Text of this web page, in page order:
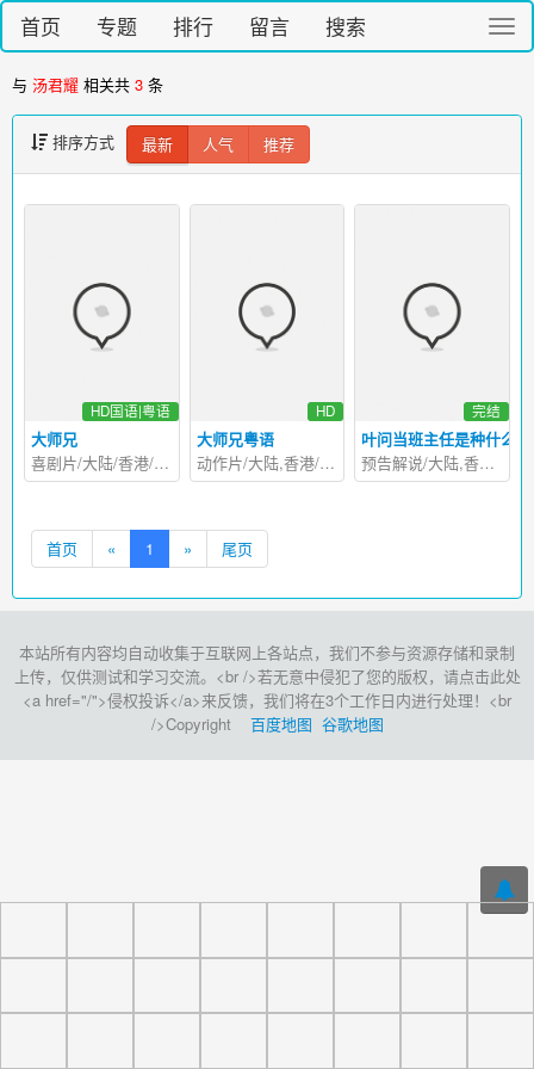
切
换
首页 专题 排行 留言 搜索
与 汤君耀 相关共 3 条
排序方式 最新 人气 推荐
大师兄
HD国语|粤语
喜剧片/大陆/香港/2018
大师兄粤语
HD
动作片/大陆,香港/2018
叶问当班主任是种什么
完结
预告解说/大陆,香港/2018
首页 « 1 » 尾页
本站所有内容均自动收集于互联网上各站点，我们不参与资源存储和录制
上传，仅供测试和学习交流。<br />若无意中侵犯了您的版权，请点击此处
<a href="/">侵权投诉</a>来反馈，我们将在3个工作日内进行处理！<br
/>Copyright 百度地图 谷歌地图